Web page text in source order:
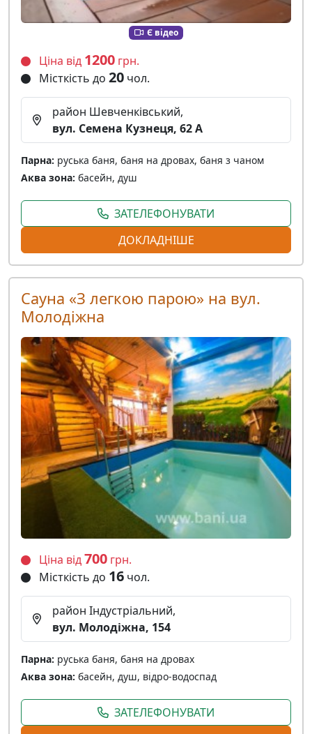
Є відео
Ціна від 1200 грн.
Місткість до 20 чол.
район Шевченківський,
вул. Семена Кузнеця, 62 А
Парна: руська баня, баня на дровах, баня з чаном
Аква зона: басейн, душ
ЗАТЕЛЕФОНУВАТИ
ДОКЛАДНІШЕ
Сауна «З легкою парою» на вул.
Молодіжна
Ціна від700 грн.
Місткість до 16 чол.
район Індустріальний,
вул. Молодіжна, 154
Парна: руська баня, баня на дровах
Аква зона: басейн, душ, відро-водоспад
ЗАТЕЛЕФОНУВАТИ